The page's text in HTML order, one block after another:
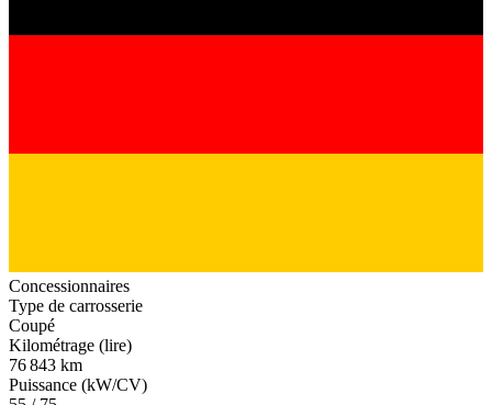
Concessionnaires
Type de carrosserie
Coupé
Kilométrage (lire)
76 843 km
Puissance (kW/CV)